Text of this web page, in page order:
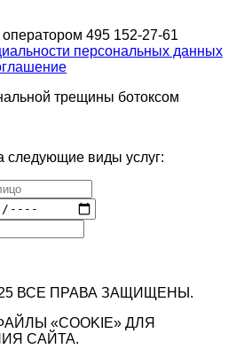
495 152-27-61
персональных данных
трещины ботоксом
следующие виды услуг:
ВСЕ ПРАВА ЗАЩИЩЕНЫ.
«COOKIE» ДЛЯ
САЙТА.